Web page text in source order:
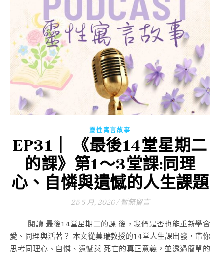
靈性寓言故事
EP31｜ 《最後14堂星期二
的課》第1～3堂課:同理
心、自憐與遺憾的人生課題
25 5 月, 2026 / 暫無留言
閱讀 最後14堂星期二的課 後，我們是否也能重新學會
愛、同理與活著？ 本文從莫瑞教授的14堂人生課出發，帶你
思考同理心、自憐、遺憾與 死亡的真正意義，並透過簡單的